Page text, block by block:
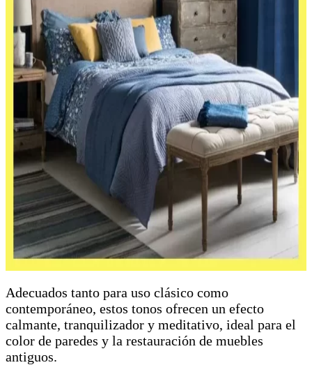
Adecuados tanto para uso clásico como
contemporáneo, estos tonos ofrecen un efecto
calmante, tranquilizador y meditativo, ideal para el
color de paredes y la restauración de muebles
antiguos.